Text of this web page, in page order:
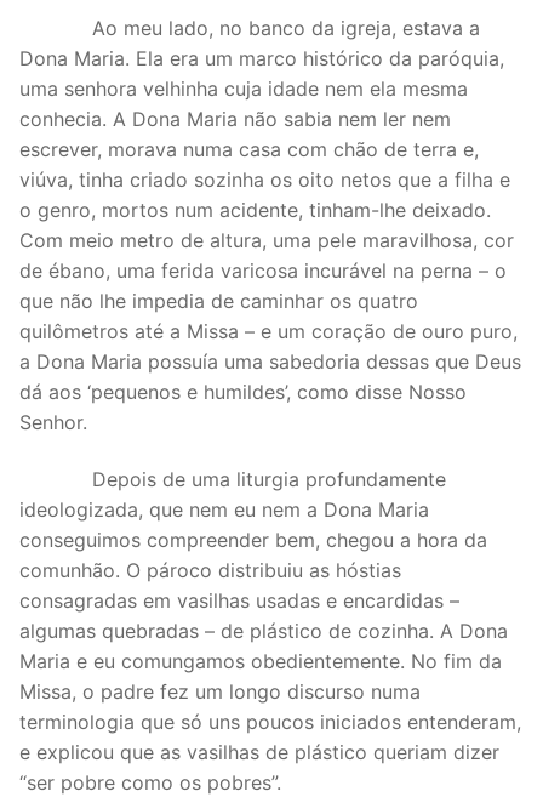
Ao meu lado, no banco da igreja, estava a
Dona Maria. Ela era um marco histórico da paróquia,
uma senhora velhinha cuja idade nem ela mesma
conhecia. A Dona Maria não sabia nem ler nem
escrever, morava numa casa com chão de terra e,
viúva, tinha criado sozinha os oito netos que a filha e
o genro, mortos num acidente, tinham-lhe deixado.
Com meio metro de altura, uma pele maravilhosa, cor
de ébano, uma ferida varicosa incurável na perna – o
que não lhe impedia de caminhar os quatro
quilômetros até a Missa – e um coração de ouro puro,
a Dona Maria possuía uma sabedoria dessas que Deus
dá aos ‘pequenos e humildes’, como disse Nosso
Senhor.
Depois de uma liturgia profundamente
ideologizada, que nem eu nem a Dona Maria
conseguimos compreender bem, chegou a hora da
comunhão. O pároco distribuiu as hóstias
consagradas em vasilhas usadas e encardidas –
algumas quebradas – de plástico de cozinha. A Dona
Maria e eu comungamos obedientemente. No fim da
Missa, o padre fez um longo discurso numa
terminologia que só uns poucos iniciados entenderam,
e explicou que as vasilhas de plástico queriam dizer
“ser pobre como os pobres”.